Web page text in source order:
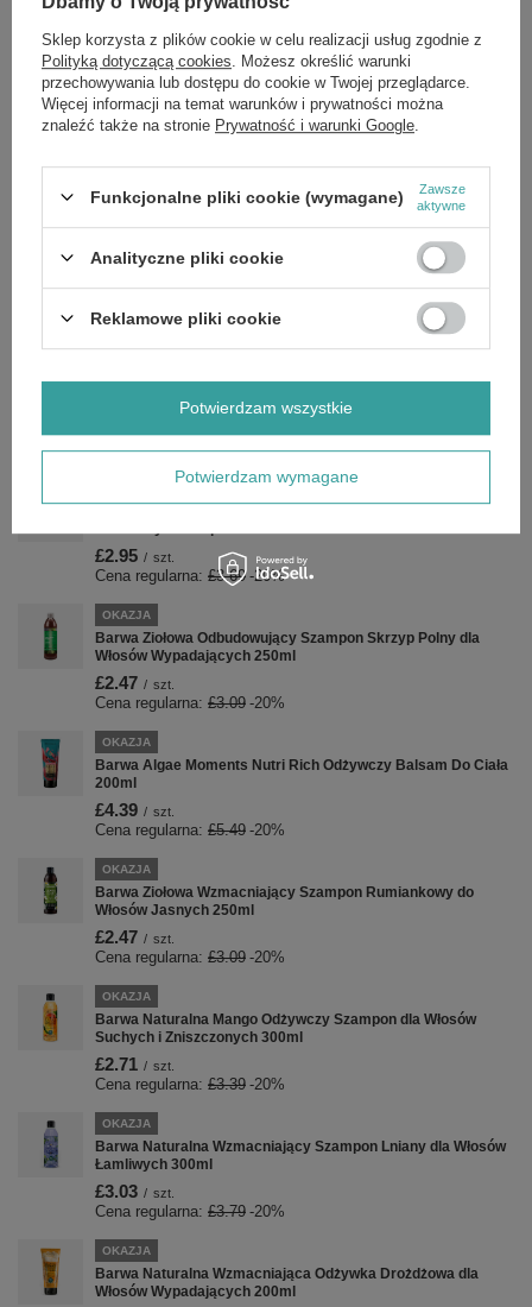
Poszukujesz sprawdzonego, ziołowego rozwiązania problemu
przetłuszczania.
Dla kompleksowej pielęgnacji opartej na sile ziół, odkryj również inne
produkty z linii Barwa Ziołowa. Zainwestuj w profesjonalne, sprawdzone
rozwiązanie oparte na sile natury. Dodaj do koszyka i przywróć swoim
włosom idealną równowagę i świeżość.
czasem aktualizują receptury, dlatego zapewniamy dostęp do
najbardziej aktualnych danych.
Marka
Zobacz również
£2.95 / szt.
Cena regularna: £3.69 -20%
OKAZJA
Barwa Ziołowa Odbudowujący Szampon Skrzyp Polny dla
Włosów Wypadających 250ml
£2.47 / szt.
Cena regularna: £3.09 -20%
OKAZJA
Barwa Algae Moments Nutri Rich Odżywczy Balsam Do Ciała
200ml
£4.39 / szt.
Cena regularna: £5.49 -20%
OKAZJA
Barwa Ziołowa Wzmacniający Szampon Rumiankowy do
Włosów Jasnych 250ml
£2.47 / szt.
Cena regularna: £3.09 -20%
OKAZJA
Barwa Naturalna Mango Odżywczy Szampon dla Włosów
Suchych i Zniszczonych 300ml
£2.71 / szt.
Cena regularna: £3.39 -20%
OKAZJA
Barwa Naturalna Wzmacniający Szampon Lniany dla Włosów
Łamliwych 300ml
£3.03 / szt.
Cena regularna: £3.79 -20%
OKAZJA
Barwa Naturalna Wzmacniająca Odżywka Drożdżowa dla
Włosów Wypadających 200ml
Sklep korzysta z plików cookie w celu realizacji usług zgodnie z
Polityką dotyczącą cookies . Możesz określić warunki
przechowywania lub dostępu do cookie w Twojej przeglądarce.
Więcej informacji na temat warunków i prywatności można
znaleźć także na stronie Prywatność i warunki Google
Funkcjonalne pliki cookie (wymagane)
Zawsze
aktywne
Analityczne pliki cookie
Reklamowe pliki cookie
Potwierdzam wymagane
Potwierdzam wszystkie